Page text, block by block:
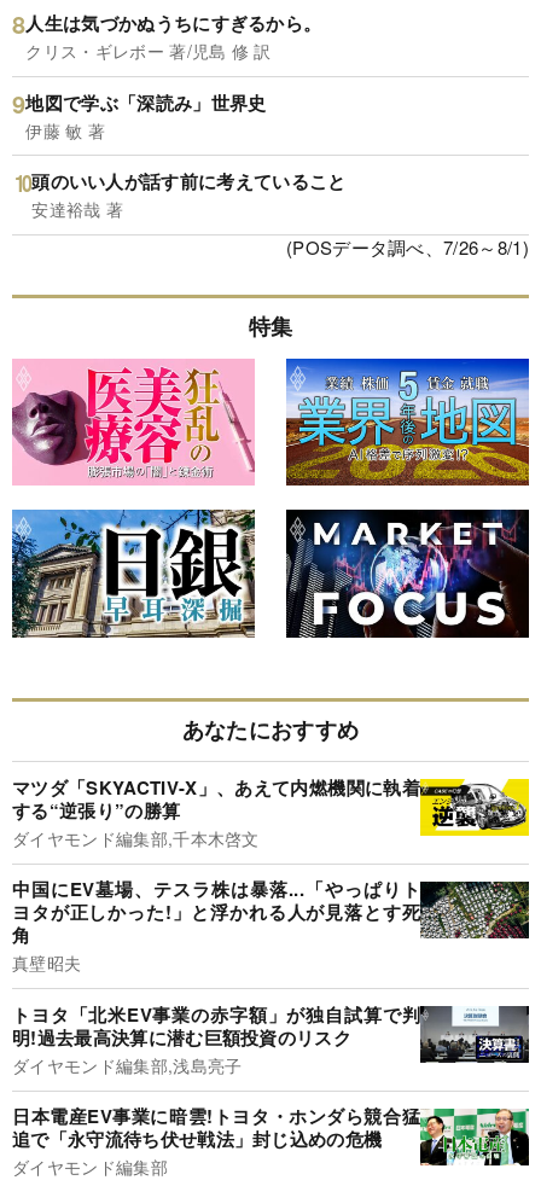
人生は気づかぬうちにすぎるから。
クリス・ギレボー 著/児島 修 訳
地図で学ぶ「深読み」世界史
伊藤 敏 著
頭のいい人が話す前に考えていること
安達裕哉 著
(POSデータ調べ、7/26～8/1)
特集
あなたにおすすめ
マツダ「SKYACTIV-X」、あえて内燃機関に執着
する“逆張り”の勝算
ダイヤモンド編集部,千本木啓文
中国にEV墓場、テスラ株は暴落...「やっぱりト
ヨタが正しかった!」と浮かれる人が見落とす死
角
真壁昭夫
トヨタ「北米EV事業の赤字額」が独自試算で判
明!過去最高決算に潜む巨額投資のリスク
ダイヤモンド編集部,浅島亮子
日本電産EV事業に暗雲!トヨタ・ホンダら競合猛
追で「永守流待ち伏せ戦法」封じ込めの危機
ダイヤモンド編集部